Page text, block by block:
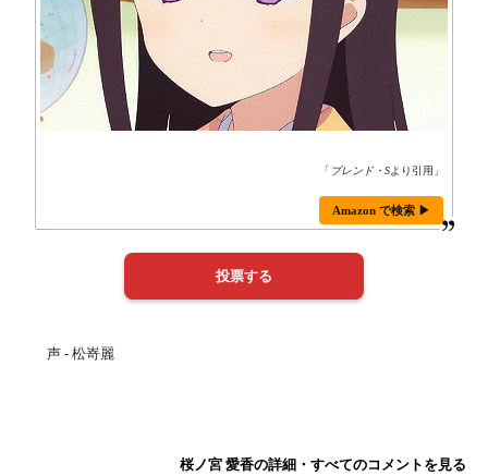
「 ブレンド・Sより引用」
Amazon で検索 ▶
声 - 松嵜麗
桜ノ宮 愛香の詳細・すべてのコメントを見る